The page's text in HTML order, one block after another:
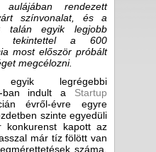
rendezett
színvonalat, és a
talán egyik legjobb
tekintettel a 600
most először próbált
megcélozni.
legrégebbi
ban indult a Startup
évről-évre egyre
szinte egyedüli
konkurenst kapott az
már tíz fölött van
száma,